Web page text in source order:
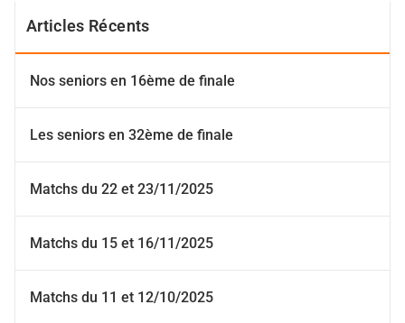
Articles Récents
Nos seniors en 16ème de finale
Les seniors en 32ème de finale
Matchs du 22 et 23/11/2025
Matchs du 15 et 16/11/2025
Matchs du 11 et 12/10/2025